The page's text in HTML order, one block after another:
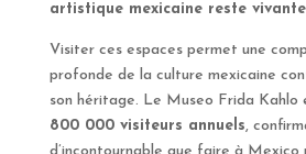
artistique mexicaine reste
Visiter ces espaces permet une
profonde de la culture mexicaine
son héritage. Le Museo Frida Kahlo
800 000 visiteurs annuels,